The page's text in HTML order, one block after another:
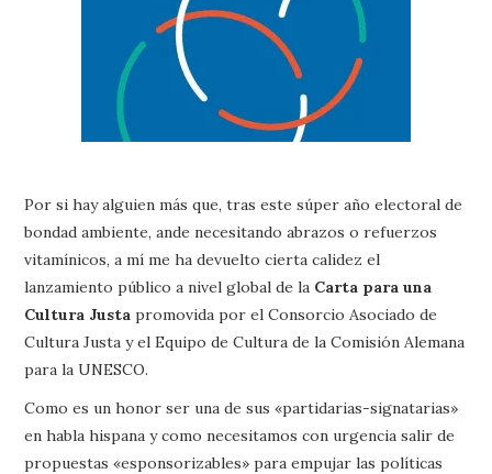
Por si hay alguien más que, tras este súper año electoral de
bondad ambiente, ande necesitando abrazos o refuerzos
vitamínicos, a mí me ha devuelto cierta calidez el
lanzamiento público a nivel global de la Carta para una
Cultura Justa promovida por el Consorcio Asociado de
Cultura Justa y el Equipo de Cultura de la Comisión Alemana
para la UNESCO.
Como es un honor ser una de sus «partidarias-signatarias»
en habla hispana y como necesitamos con urgencia salir de
propuestas «esponsorizables» para empujar las políticas